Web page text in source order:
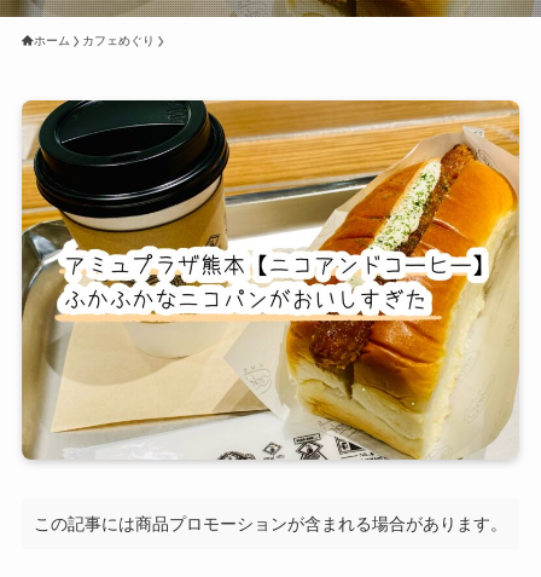
ホーム カフェめぐり
この記事には商品プロモーションが含まれる場合があります。